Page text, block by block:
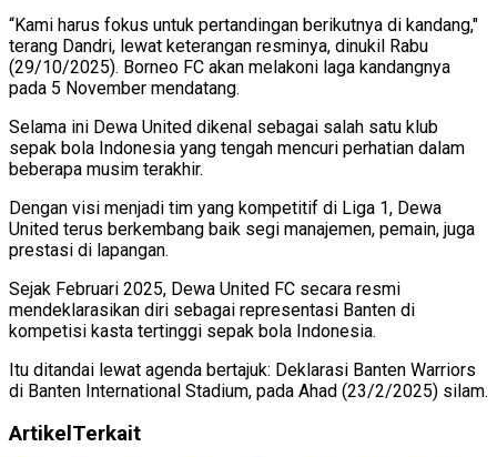
“Kami harus fokus untuk pertandingan berikutnya di kandang,"
terang Dandri, lewat keterangan resminya, dinukil Rabu
(29/10/2025). Borneo FC akan melakoni laga kandangnya
pada 5 November mendatang.
Selama ini Dewa United dikenal sebagai salah satu klub
sepak bola Indonesia yang tengah mencuri perhatian dalam
beberapa musim terakhir.
Dengan visi menjadi tim yang kompetitif di Liga 1, Dewa
United terus berkembang baik segi manajemen, pemain, juga
prestasi di lapangan.
Sejak Februari 2025, Dewa United FC secara resmi
mendeklarasikan diri sebagai representasi Banten di
kompetisi kasta tertinggi sepak bola Indonesia.
Itu ditandai lewat agenda bertajuk: Deklarasi Banten Warriors
di Banten International Stadium, pada Ahad (23/2/2025) silam.
Artikel Terkait